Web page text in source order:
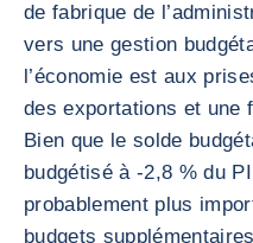
de fabrique de
vers une gestion
l’économie est aux
des exportations et une
Bien que le solde
budgétisé à -2,8 % du
probablement plus
budgets